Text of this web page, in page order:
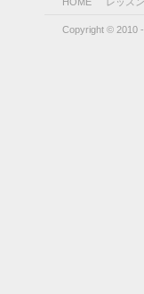
Copyright © 2010